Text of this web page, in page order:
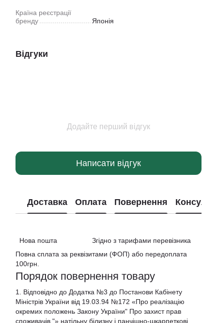
Країна реєстрації
бренду
Японія
Відгуки
Додайте перший відгук
Написати відгук
Доставка Оплата Повернення
Нова пошта Згідно з тарифами перевізника
Повна сплата за реквізитами (ФОП) або передоплата
100грн.
Порядок повернення товару
1. Відповідно до Додатка №3 до Постанови Кабінету
Міністрів України від 19.03.94 №172 «Про реалізацію
окремих положень Закону України" Про захист прав
споживачів "» натільну білизну і панчішно-шкарпеткові